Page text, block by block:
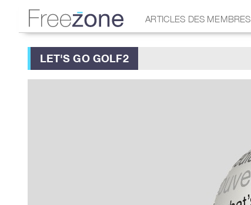
ARTICLES DES MEMBRES
LET'S GO GOLF2